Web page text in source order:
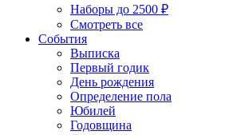
Наборы до 2500 ₽
Смотреть все
События
Выписка
Первый годик
День рождения
Определение пола
Юбилей
Годовщина